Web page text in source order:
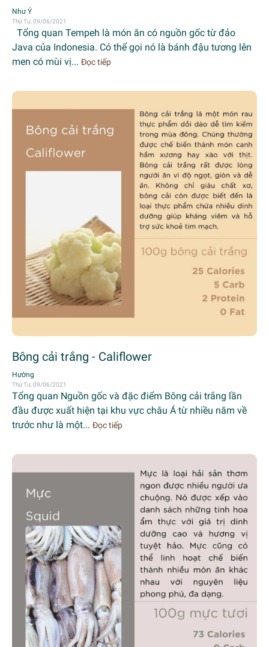
Như Ý
Thứ Tư, 09/06/2021
Tổng quan Tempeh là món ăn có nguồn gốc từ đảo
Java của Indonesia. Có thể gọi nó là bánh đậu tương lên
men có mùi vị... Đọc tiếp
Bông cải trắng - Califlower
Hường
Thứ Tư, 09/06/2021
Tổng quan Nguồn gốc và đặc điểm Bông cải trắng lần
đầu được xuất hiện tại khu vực châu Á từ nhiều năm về
trước như là một... Đọc tiếp